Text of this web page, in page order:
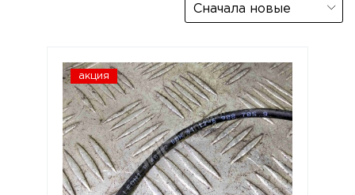
Сначала новые
акция